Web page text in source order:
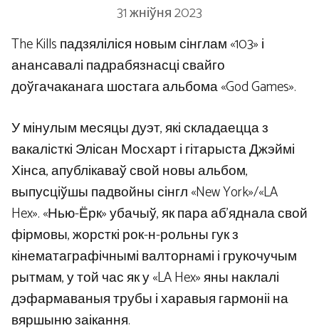
31 жніўня 2023
The Kills падзяліліся новым сінглам «103» і
анансавалі падрабязнасці свайго
доўгачаканага шостага альбома «God Games».
У мінулым месяцы дуэт, які складаецца з
вакалісткі Элісан Мосхарт і гітарыста Джэймі
Хінса, апублікаваў свой новы альбом,
выпусціўшы падвойны сінгл «New York»/«LA
Hex». «Нью-Ёрк» убачыў, як пара аб’яднала свой
фірмовы, жорсткі рок-н-рольны гук з
кінематаграфічнымі валторнамі і грукочучым
рытмам, у той час як у «LA Hex» яны наклалі
дэфармаваныя трубы і харавыя гармоніі на
вяршыню заікання.